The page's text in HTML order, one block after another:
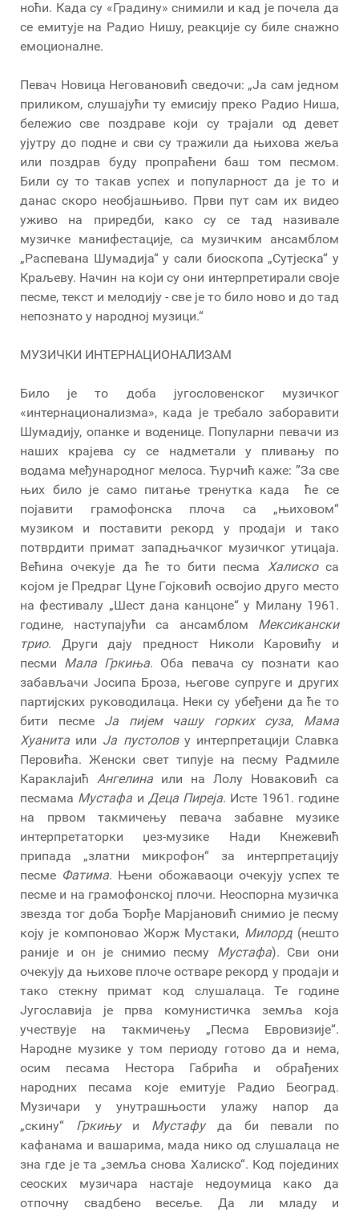
ноћи. Када су «Градину» снимили и кад је почела да
се емитује на Радио Нишу, реакције су биле снажно
емоционалне.
Певач Новица Неговановић сведочи: „Ја сам једном
приликом, слушајући ту емисију преко Радио Ниша,
бележио све поздраве који су трајали од девет
ујутру до подне и сви су тражили да њихова жеља
или поздрав буду пропраћени баш том песмом.
Били су то такав успех и популарност да је то и
данас скоро необјашњиво. Први пут сам их видео
уживо на приредби, како су се тад називале
музичке манифестације, са музичким ансамблом
„Распевана Шумадија“ у сали биоскопа „Сутјеска“ у
Краљеву. Начин на који су они интерпретирали своје
песме, текст и мелодију - све је то било ново и до тад
непознато у народној музици.“
МУЗИЧКИ ИНТЕРНАЦИОНАЛИЗАМ
Било је то доба југословенског музичког
«интернационализма», када је требало заборавити
Шумадију, опанке и воденице. Популарни певачи из
наших крајева су се надметали у пливању по
водама међународног мелоса. Ћурчић каже: ”За све
њих било је само питање тренутка када ће се
појавити грамофонска плоча са „њиховом“
музиком и поставити рекорд у продаји и тако
потврдити примат западњачког музичког утицаја.
Већина очекује да ће то бити песма Халискоса
којом је Предраг Цуне Гојковић освојио друго место
на фестивалу „Шест дана канцоне“ у Милану 1961.
године, наступајући са ансамблом Мексикански
трио. Други дају предност Николи Каровићу и
песми Мала Гркиња. Оба певача су познати као
забављачи Јосипа Броза, његове супруге и других
партијских руководилаца. Неки су убеђени да ће то
бити песме Ја пијем чашу горких суза, Мама
Хуанита или Ја пустолову интерпретацији Славка
Перовића. Женски свет типује на песму Радмиле
Караклајић Ангелина или на Лолу Новаковић са
песмама Мустафа и Деца Пиреја. Исте 1961. године
на првом такмичењу певача забавне музике
интерпретаторки џез-музике Нади Кнежевић
припада „златни микрофон“ за интерпретацију
песме Фатима. Њени обожаваоци очекују успех те
песме и на грамофонској плочи. Неоспорна музичка
звезда тог доба Ђорђе Марјановић снимио је песму
коју је компоновао Жорж Мустаки, Милорд(нешто
раније и он је снимио песму Мустафа). Сви они
очекују да њихове плоче остваре рекорд у продаји и
тако стекну примат код слушалаца. Те године
Југославија је прва комунистичка земља која
учествује на такмичењу „Песма Евровизије“.
Народне музике у том периоду готово да и нема,
осим песама Нестора Габрића и обрађених
народних песама које емитује Радио Београд.
Музичари у унутрашњости улажу напор да
„скину“ Гркињуи Мустафуда би певали по
кафанама и вашарима, мада нико од слушалаца не
зна где је та „земља снова Халиско“. Код појединих
сеоских музичара настаје недоумица како да
отпочну свадбено весеље. Да ли младу и